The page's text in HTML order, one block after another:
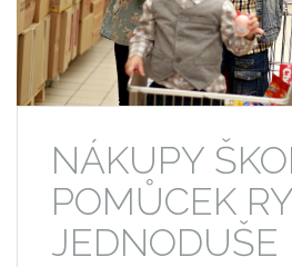
NÁKUPY
POMŮCEK
JEDNODUŠE